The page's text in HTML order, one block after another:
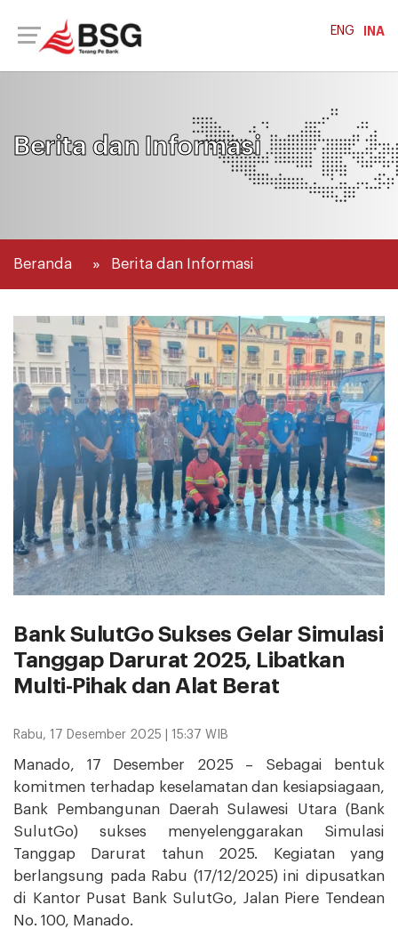
INA
ENG
Berita dan Informasi
Beranda Berita dan Informasi
Bank SulutGo Sukses Gelar Simulasi
Tanggap Darurat 2025, Libatkan
Multi-Pihak dan Alat Berat
Rabu, 17 Desember 2025 | 15:37 WIB
Manado, 17 Desember 2025 – Sebagai bentuk
komitmen terhadap keselamatan dan kesiapsiagaan,
Bank Pembangunan Daerah Sulawesi Utara (Bank
SulutGo) sukses menyelenggarakan Simulasi
Tanggap Darurat tahun 2025. Kegiatan yang
berlangsung pada Rabu (17/12/2025) ini dipusatkan
di Kantor Pusat Bank SulutGo, Jalan Piere Tendean
No. 100, Manado.